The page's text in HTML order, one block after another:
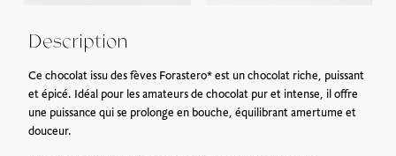
Les bons cadeaux peuvent être récupérés dès le lendemain à
l’adresse suivante :728 route de Villerest, 42155 Ouches.
*La Maison Troisgros sera fermée pour congés annuels du 23
Description
Ce chocolat issu des fèves Forastero* est un chocolat riche, puissant
et épicé. Idéal pour les amateurs de chocolat pur et intense, il offre
une puissance qui se prolonge en bouche, équilibrant amertume et
douceur.